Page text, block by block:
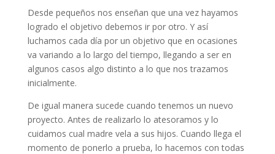
Desde pequeños nos enseñan que una vez hayamos
logrado el objetivo debemos ir por otro. Y así
luchamos cada día por un objetivo que en ocasiones
va variando a lo largo del tiempo, llegando a ser en
algunos casos algo distinto a lo que nos trazamos
inicialmente.
De igual manera sucede cuando tenemos un nuevo
proyecto. Antes de realizarlo lo atesoramos y lo
cuidamos cual madre vela a sus hijos. Cuando llega el
momento de ponerlo a prueba, lo hacemos con todas